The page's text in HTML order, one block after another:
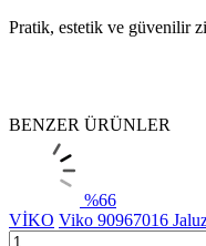
Pratik, estetik ve güvenilir
BENZER ÜRÜNLER
%66
VİKO Viko 90967016